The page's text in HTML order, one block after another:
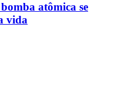
atômica se
vida